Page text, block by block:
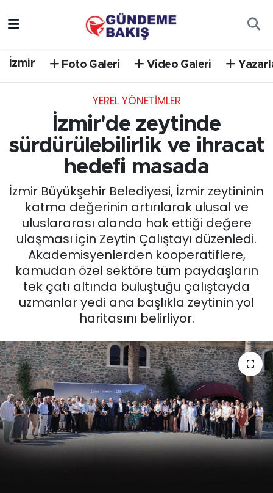
İzmir Foto Galeri Video Galeri
YEREL YÖNETİMLER
İzmir'de zeytinde
sürdürülebilirlik ve ihracat
hedefi masada
İzmir Büyükşehir Belediyesi, İzmir zeytininin
katma değerinin artırılarak ulusal ve
uluslararası alanda hak ettiği değere
ulaşması için Zeytin Çalıştayı düzenledi.
Akademisyenlerden kooperatiflere,
kamudan özel sektöre tüm paydaşların
tek çatı altında buluştuğu çalıştayda
uzmanlar yedi ana başlıkla zeytinin yol
haritasını belirliyor.
DÜNYA
EGE
EĞİTİM
EKONOMİ
English News
GÜNCEL
KÜLTÜR SANAT
MAGAZİN
POLİTİKA
SAĞLIK
Siyaset
SPOR
Trafik Durumu
Süper Lig Puan Durumu ve Fikstür
Tüm Manşetler
Son Dakika Haberleri
Haber Arşivi